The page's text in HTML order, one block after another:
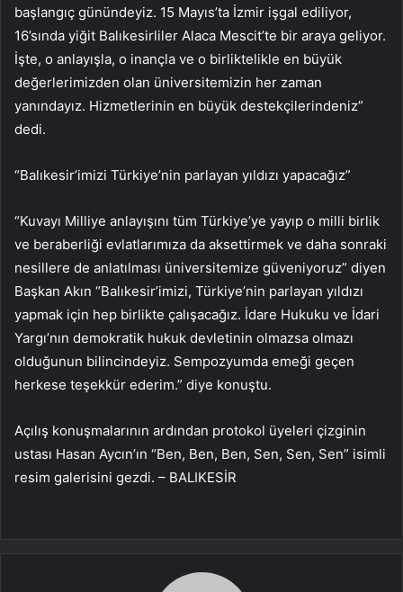
başlangıç günündeyiz. 15 Mayıs’ta İzmir işgal ediliyor,
16’sında yiğit Balıkesirliler Alaca Mescit’te bir araya geliyor.
İşte, o anlayışla, o inançla ve o birliktelikle en büyük
değerlerimizden olan üniversitemizin her zaman
yanındayız. Hizmetlerinin en büyük destekçilerindeniz”
dedi.
“Balıkesir’imizi Türkiye’nin parlayan yıldızı yapacağız”
“Kuvayı Milliye anlayışını tüm Türkiye’ye yayıp o milli birlik
ve beraberliği evlatlarımıza da aksettirmek ve daha sonraki
nesillere de anlatılması üniversitemize güveniyoruz” diyen
Başkan Akın “Balıkesir’imizi, Türkiye’nin parlayan yıldızı
yapmak için hep birlikte çalışacağız. İdare Hukuku ve İdari
Yargı’nın demokratik hukuk devletinin olmazsa olmazı
olduğunun bilincindeyiz. Sempozyumda emeği geçen
herkese teşekkür ederim.” diye konuştu.
Açılış konuşmalarının ardından protokol üyeleri çizginin
ustası Hasan Aycın’ın “Ben, Ben, Ben, Sen, Sen, Sen” isimli
resim galerisini gezdi. – BALIKESİR